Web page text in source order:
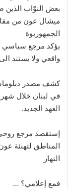
بعض النوّاب الذين
ميشال عون من
الجمهوريوة
يؤكد مرجع سياسي
واقعي ولا يستند
كشف مصدر
في لبنان خلال شهر
العهد الجديد.
إستقصد مرجع
المناطق لتهنئة
النهار
قمع إعلامي؟ …